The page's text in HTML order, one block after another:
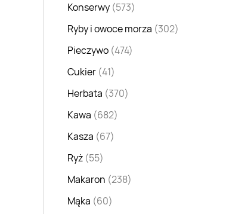
Konserwy (573)
Ryby i owoce morza (302)
Pieczywo (474)
Cukier (41)
Herbata (370)
Kawa (682)
Kasza (67)
Ryż (55)
Makaron (238)
Mąka (60)